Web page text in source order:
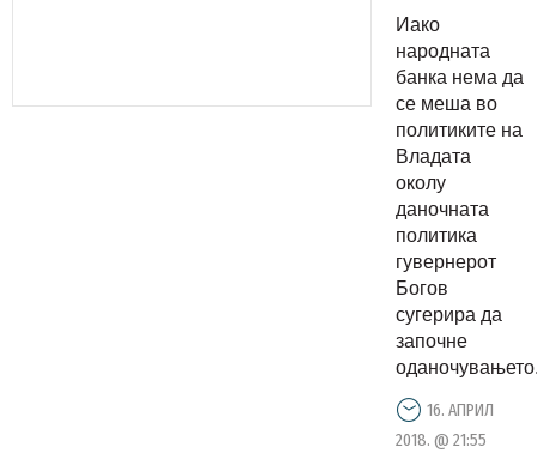
оданочи
сивата
економија,
а потоа
да се
воведе
данок
Иако
народната
банка нема да
се меша во
политиките на
Владата
околу
даночната
политика
гувернерот
Богов
сугерира да
започне
16. АПРИЛ
2018. @ 21:55